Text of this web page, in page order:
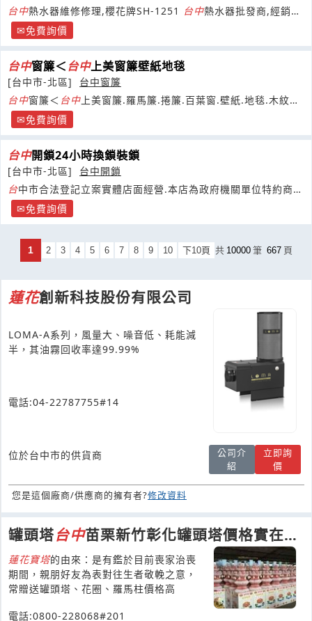
台中熱水器維修修理,櫻花牌SH-1251 台中熱水器批發商,經銷櫻
花牌熱水器,價格便宜,
免費詢價
台中窗簾＜ 台中上美窗簾壁紙地毯
[台中市-北區]
台中窗簾
台中窗簾＜ 台中 上美窗簾.羅馬簾.捲簾.百葉窗.壁紙.地毯.木紋塑
膠地磚.枕木長條地板.原木長條地磚.活動拉門
免費詢價
台中開鎖24小時換鎖裝鎖
[台中市-北區]
台中開鎖
台中市合法登記立案實體店面經營.本店為政府機關單位特約商
店.鎖匠職業道德安全有保障04-22377132
免費詢價
1 2 3 4 5 6 7 8 9 10 下10頁 共 10000 筆 667 頁
蓮花創新科技股份有限公司
LOMA-A系列，風量大、噪音低、耗能減
半，其油霧回收率達99.99%
電話:04-22787755#14
位於台中市的供貨商
公司介
紹
立即詢
價
您是這個廠商/供應商的擁有者?修改資料
罐頭塔台中苗栗新竹彰化罐頭塔價格實在、
罐頭山壽桃塔ㄧ苗栗南投
蓮花寶塔的由來：是有鑑於目前喪家治喪
期間，親朋好友為表對往生者敬輓之意，
常贈送罐頭塔、花圈、羅馬柱價格高
電話:0800-228068#201